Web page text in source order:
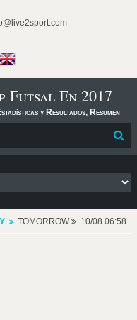
Futsal En 2017
y Resultados, Resumen
TOMORROW 10/08 06:58